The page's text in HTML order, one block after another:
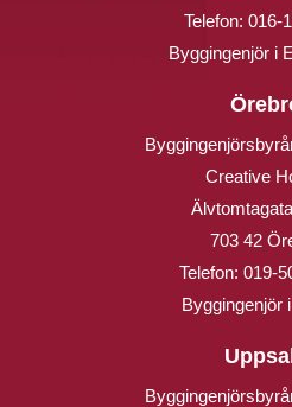
Telefon: 016-
Byggingenjör i
Creative
703 42
Telefon: 019-
Byggingenjör